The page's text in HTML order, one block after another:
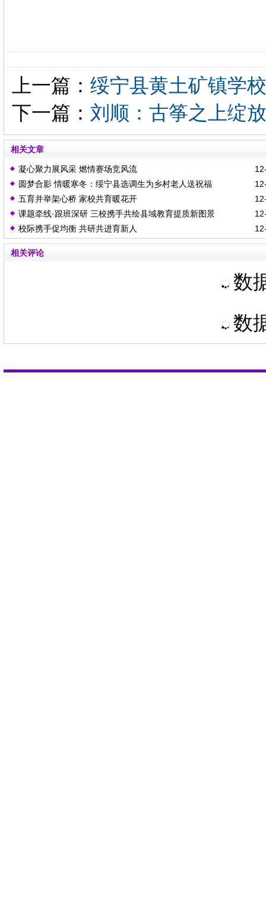
上一篇： 绥宁县黄土矿镇学
下一篇： 刘顺：古筝之上绽
相关文章
凝心聚力展风采 燃情赛场竞风流
圆梦合影 情暖寒冬：绥宁县选调生为乡村老人送祝福
五育并举架心桥 家校共育暖花开
课题牵线·跟班深研 三校携手共绘县域教育提质新图景
校际携手促均衡 共研共进育新人
相关评论
数
数